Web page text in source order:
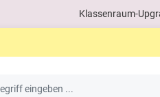
Klassenraum-